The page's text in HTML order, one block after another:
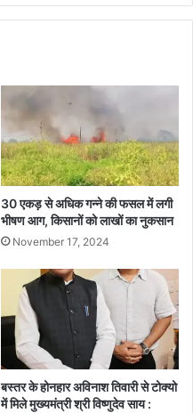
30 एकड़ से अधिक गन्ने की फसल में लगी
भीषण आग, किसानों को लाखों का नुकसान
November 17, 2024
बस्तर के होनहार अविनाश तिवारी से टोक्यो
में मिले मुख्यमंत्री श्री विष्णुदेव साय :